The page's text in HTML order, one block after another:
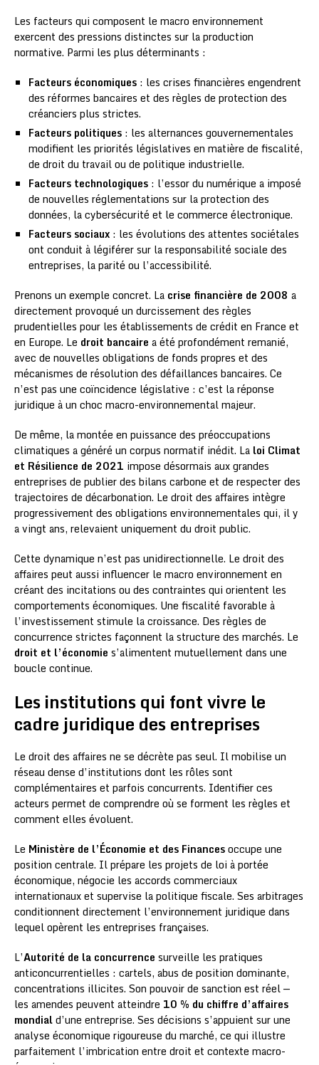
Les facteurs qui composent le macro environnement
exercent des pressions distinctes sur la production
normative. Parmi les plus déterminants :
Facteurs économiques : les crises financières engendrent
des réformes bancaires et des règles de protection des
créanciers plus strictes.
Facteurs politiques : les alternances gouvernementales
modifient les priorités législatives en matière de fiscalité,
de droit du travail ou de politique industrielle.
Facteurs technologiques : l’essor du numérique a imposé
de nouvelles réglementations sur la protection des
données, la cybersécurité et le commerce électronique.
Facteurs sociaux : les évolutions des attentes sociétales
ont conduit à légiférer sur la responsabilité sociale des
entreprises, la parité ou l’accessibilité.
Prenons un exemple concret. La crise financière de 2008 a
directement provoqué un durcissement des règles
prudentielles pour les établissements de crédit en France et
en Europe. Le droit bancaire a été profondément remanié,
avec de nouvelles obligations de fonds propres et des
mécanismes de résolution des défaillances bancaires. Ce
n’est pas une coïncidence législative : c’est la réponse
juridique à un choc macro-environnemental majeur.
De même, la montée en puissance des préoccupations
climatiques a généré un corpus normatif inédit. La loi Climat
et Résilience de 2021 impose désormais aux grandes
entreprises de publier des bilans carbone et de respecter des
trajectoires de décarbonation. Le droit des affaires intègre
progressivement des obligations environnementales qui, il y
a vingt ans, relevaient uniquement du droit public.
Cette dynamique n’est pas unidirectionnelle. Le droit des
affaires peut aussi influencer le macro environnement en
créant des incitations ou des contraintes qui orientent les
comportements économiques. Une fiscalité favorable à
l’investissement stimule la croissance. Des règles de
concurrence strictes façonnent la structure des marchés. Le
droit et l’économie s’alimentent mutuellement dans une
boucle continue.
Les institutions qui font vivre le
cadre juridique des entreprises
Le droit des affaires ne se décrète pas seul. Il mobilise un
réseau dense d’institutions dont les rôles sont
complémentaires et parfois concurrents. Identifier ces
acteurs permet de comprendre où se forment les règles et
comment elles évoluent.
Le Ministère de l’Économie et des Financesoccupe une
position centrale. Il prépare les projets de loi à portée
économique, négocie les accords commerciaux
internationaux et supervise la politique fiscale. Ses arbitrages
conditionnent directement l’environnement juridique dans
lequel opèrent les entreprises françaises.
L’Autorité de la concurrence surveille les pratiques
anticoncurrentielles : cartels, abus de position dominante,
concentrations illicites. Son pouvoir de sanction est réel —
les amendes peuvent atteindre 10 % du chiffre d’affaires
mondiald’une entreprise. Ses décisions s’appuient sur une
analyse économique rigoureuse du marché, ce qui illustre
parfaitement l’imbrication entre droit et contexte macro-